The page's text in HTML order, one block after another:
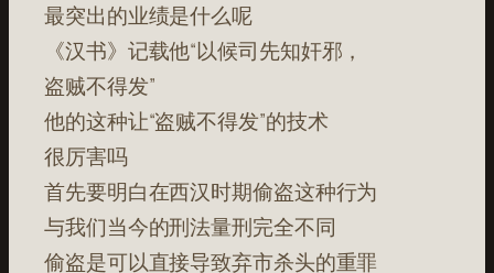
最突出的业绩是什么呢
《汉书》记载他“以候司先知奸邪，
盗贼不得发”
他的这种让“盗贼不得发”的技术
很厉害吗
首先要明白在西汉时期偷盗这种行为
与我们当今的刑法量刑完全不同
偷盗是可以直接导致弃市杀头的重罪